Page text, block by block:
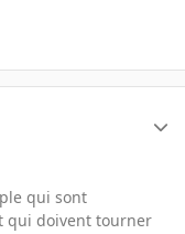
qui sont
qui doivent tourner